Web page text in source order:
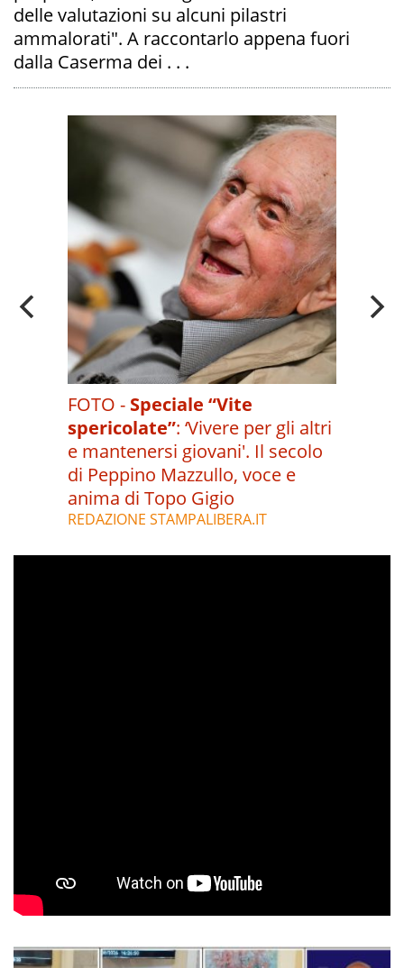
delle valutazioni su alcuni pilastri
ammalorati". A raccontarlo appena fuori
dalla Caserma dei . . .
FOTO - Speciale “Vite
spericolate”: ‘Vivere per gli altri
e mantenersi giovani'. Il secolo
di Peppino Mazzullo, voce e
anima di Topo Gigio
REDAZIONE STAMPALIBERA.IT